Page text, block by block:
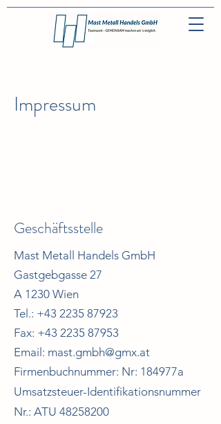
Impressum
Geschäftsstelle
Mast Metall Handels GmbH
Gastgebgasse 27
A 1230 Wien
Tel.: +43 2235 87923
Fax: +43 2235 87953
Email: mast.gmbh@gmx.at
Firmenbuchnummer: Nr: 184977a
Umsatzsteuer-Identifikationsnummer
Nr.: ATU 48258200